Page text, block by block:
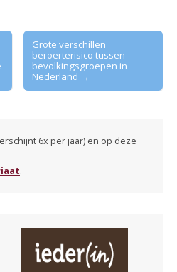
Grote verschillen
beroerterisico tussen
bevolkingsgroepen in
Nederland →
6x per jaar) en op deze
.